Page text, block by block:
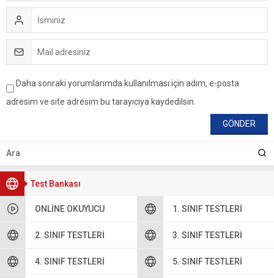
Test Bankası
ONLINE OKUYUCU 1. SINIF TESTLERI
2. SINIF TESTLERI 3. SINIF TESTLERI
4. SINIF TESTLERI 5. SINIF TESTLERI
Daha sonraki yorumlarımda kullanılması için adım, e-posta
adresim ve site adresim bu tarayıcıya kaydedilsin.